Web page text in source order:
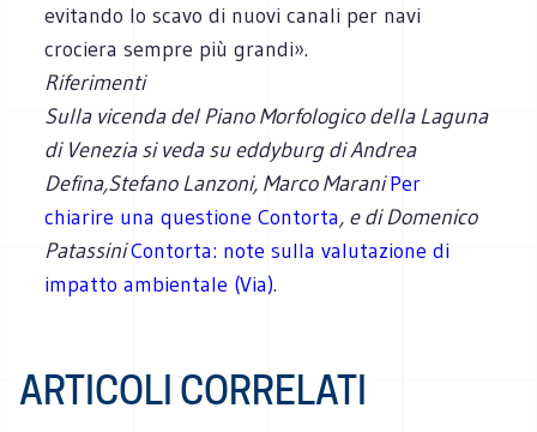
evitando lo scavo di nuovi canali per navi
crociera sempre più grandi».
Riferimenti
Sulla vicenda del Piano Morfologico della Laguna
di Venezia si veda su eddyburg di Andrea
Defina,Stefano Lanzoni, Marco MaraniPer
chiarire una questione Contorta, e di Domenico
PatassiniContorta: note sulla valutazione di
impatto ambientale (Via).
ARTICOLI CORRELATI